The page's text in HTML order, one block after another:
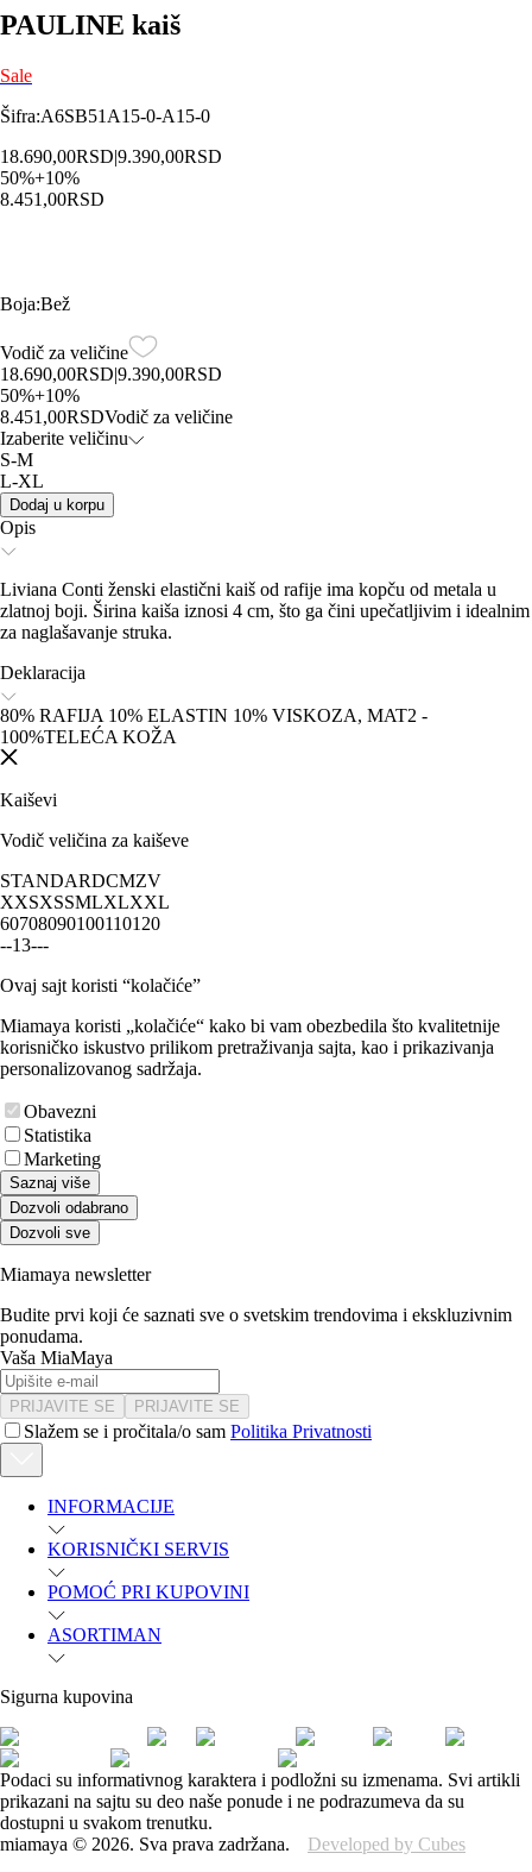
PAULINE kaiš
Sale
Šifra:A6SB51A15-0-A15-0
18.690,00RSD|9.390,00RSD
50%+10%
8.451,00RSD
Boja:Bež
Vodič za veličine
18.690,00RSD|9.390,00RSD
50%+10%
8.451,00RSDVodič za veličine
Izaberite veličinu
S-M
L-XL
Dodaj u korpu
Opis
Liviana Conti ženski elastični kaiš od rafije ima kopču od metala u
zlatnoj boji. Širina kaiša iznosi 4 cm, što ga čini upečatljivim i idealnim
za naglašavanje struka.
Deklaracija
80% RAFIJA 10% ELASTIN 10% VISKOZA, MAT2 -
100%TELEĆA KOŽA
Kaiševi
Vodič veličina za kaiševe
STANDARDCMZV
XXSXSSMLXLXXL
60708090100110120
--13---
Ovaj sajt koristi “kolačiće”
Miamaya koristi „kolačiće“ kako bi vam obezbedila što kvalitetnije
korisničko iskustvo prilikom pretraživanja sajta, kao i prikazivanja
personalizovanog sadržaja.
Obavezni
Statistika
Marketing
Saznaj više
Dozvoli odabrano
Dozvoli sve
Miamaya newsletter
Budite prvi koji će saznati sve o svetskim trendovima i ekskluzivnim
ponudama.
Vaša MiaMaya
PRIJAVITE SE PRIJAVITE SE
Slažem se i pročitala/o sam Politika Privatnosti
INFORMACIJE
KORISNIČKI SERVIS
POMOĆ PRI KUPOVINI
ASORTIMAN
Sigurna kupovina
Podaci su informativnog karaktera i podložni su izmenama. Svi artikli
prikazani na sajtu su deo naše ponude i ne podrazumeva da su
dostupni u svakom trenutku.
miamaya © 2026. Sva prava zadržana. Developed by Cubes